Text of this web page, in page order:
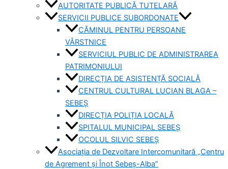
AUTORITATE PUBLICĂ TUTELARĂ
SERVICII PUBLICE SUBORDONATE
CĂMINUL PENTRU PERSOANE
VÂRSTNICE
SERVICIUL PUBLIC DE ADMINISTRAREA
PATRIMONIULUI
DIRECȚIA DE ASISTENȚĂ SOCIALĂ
CENTRUL CULTURAL LUCIAN BLAGA –
SEBEȘ
DIRECȚIA POLIȚIA LOCALĂ
SPITALUL MUNICIPAL SEBEȘ
OCOLUL SILVIC SEBEȘ
Asociația de Dezvoltare Intercomunitară „Centru
de Agrement și Înot Sebeș-Alba”